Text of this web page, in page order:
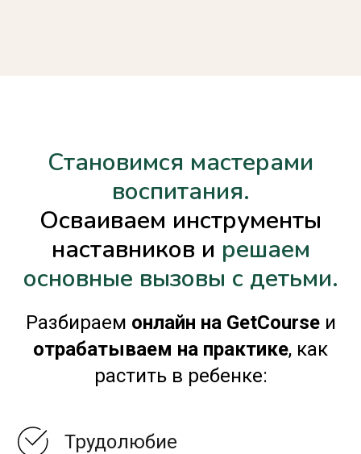
Становимся мастерами
воспитания.
Осваиваем инструменты
наставников и решаем
основные вызовы с детьми.
Разбираем онлайн на GetCourseи
отрабатываем на практике, как
растить в ребенке:
Трудолюбие